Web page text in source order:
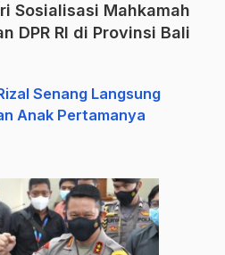
Sosialisasi Mahkamah
DPR RI di Provinsi Bali
Senang Langsung
Anak Pertamanya